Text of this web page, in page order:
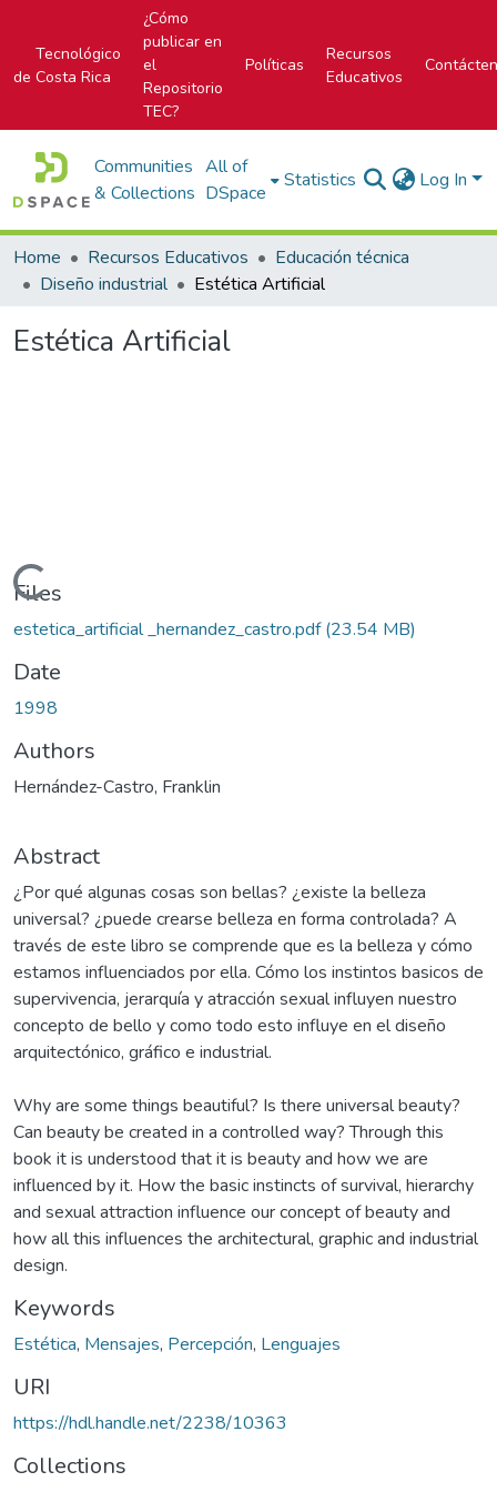
Tecnológico
de Costa Rica
¿Cómo
publicar en
el
Repositorio
TEC?
Políticas
Recursos
Educativos
Communities
& Collections
All of
DSpace
Statistics Log In
Home Recursos Educativos
Educación técnica
Diseño industrial
Estética Artificial
Estética Artificial
Loading...
Files
estetica_artificial _hernandez_castro.pdf(23.54 MB)
Date
1998
Authors
Hernández-Castro, Franklin
Abstract
¿Por qué algunas cosas son bellas? ¿existe la belleza
universal? ¿puede crearse belleza en forma controlada? A
través de este libro se comprende que es la belleza y cómo
estamos influenciados por ella. Cómo los instintos basicos de
supervivencia, jerarquía y atracción sexual influyen nuestro
concepto de bello y como todo esto influye en el diseño
arquitectónico, gráfico e industrial.
Why are some things beautiful? Is there universal beauty?
Can beauty be created in a controlled way? Through this
book it is understood that it is beauty and how we are
influenced by it. How the basic instincts of survival, hierarchy
and sexual attraction influence our concept of beauty and
how all this influences the architectural, graphic and industrial
design.
Keywords
Estética, Mensajes, Percepción, Lenguajes
URI
https://hdl.handle.net/2238/10363
Collections